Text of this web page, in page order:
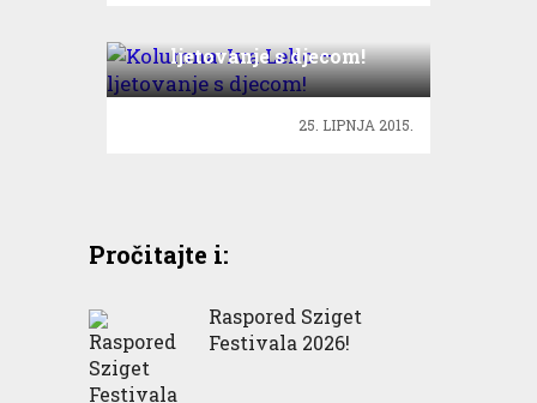
ljetovanje s djecom!
25. LIPNJA 2015.
Pročitajte i:
Raspored Sziget
Festivala 2026!